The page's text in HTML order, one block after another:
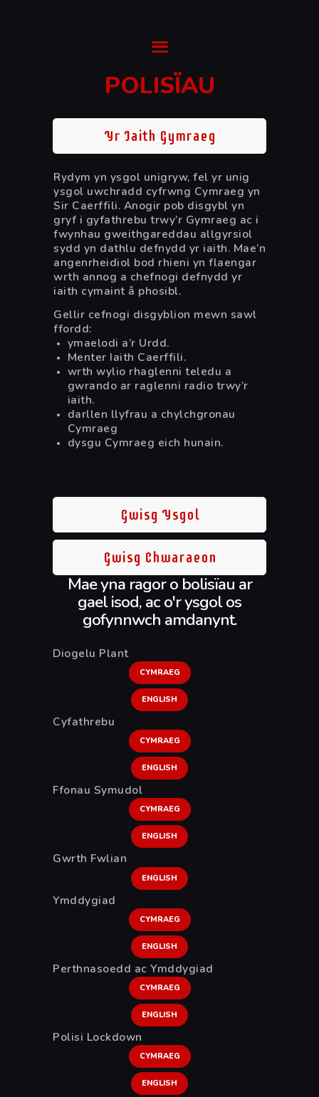
Ysgol Gyfun Cwm Rhymni
CYMORTH
AMDANOM NI
CWRICWLWM
DIGWYDDIADAU &
NEWYDDION
ENGLISH (UK)
POLISÏAU
Yr Iaith Gymraeg
Rydym yn ysgol unigryw, fel yr unig
ysgol uwchradd cyfrwng Cymraeg yn
Sir Caerffili. Anogir pob disgybl yn
gryf i gyfathrebu trwy’r Gymraeg ac i
fwynhau gweithgareddau allgyrsiol
sydd yn dathlu defnydd yr iaith. Mae’n
angenrheidiol bod rhieni yn flaengar
wrth annog a chefnogi defnydd yr
iaith cymaint â phosibl.
Gellir cefnogi disgyblion mewn sawl
ffordd:
ymaelodi a’r Urdd.
Menter Iaith Caerffili.
wrth wylio rhaglenni teledu a
gwrando ar raglenni radio trwy’r
iaith.
darllen llyfrau a chylchgronau
Cymraeg
dysgu Cymraeg eich hunain.
Gwisg Ysgol
Gwisg Chwaraeon
Mae yna ragor o bolisïau ar
gael isod, ac o'r ysgol os
gofynnwch amdanynt.
Diogelu Plant
CYMRAEG
ENGLISH
Cyfathrebu
CYMRAEG
ENGLISH
Ffonau Symudol
CYMRAEG
ENGLISH
Gwrth Fwlian
ENGLISH
Ymddygiad
CYMRAEG
ENGLISH
Perthnasoedd ac Ymddygiad
CYMRAEG
ENGLISH
Polisi Lockdown
CYMRAEG
ENGLISH